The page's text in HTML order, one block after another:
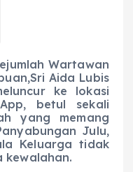
Wartawan
Aida Lubis
ke lokasi
betul sekali
yang memang
Julu,
Keluarga tidak
kewalahan.